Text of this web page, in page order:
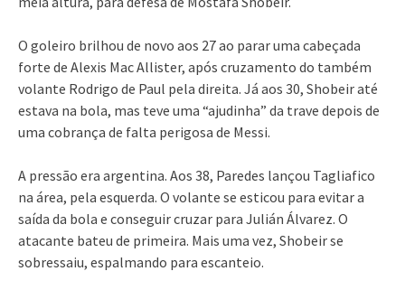
O goleiro brilhou de novo aos 27 ao parar uma cabeçada
forte de Alexis Mac Allister, após cruzamento do também
volante Rodrigo de Paul pela direita. Já aos 30, Shobeir até
estava na bola, mas teve uma “ajudinha” da trave depois de
uma cobrança de falta perigosa de Messi.
A pressão era argentina. Aos 38, Paredes lançou Tagliafico
na área, pela esquerda. O volante se esticou para evitar a
saída da bola e conseguir cruzar para Julián Álvarez. O
atacante bateu de primeira. Mais uma vez, Shobeir se
sobressaiu, espalmando para escanteio.